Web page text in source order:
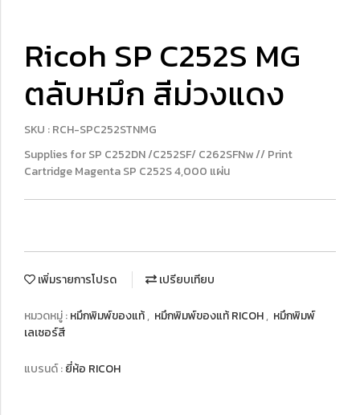
Ricoh SP C252S MG
ตลับหมึก สีม่วงแดง
SKU : RCH-SPC252STNMG
Supplies for SP C252DN /C252SF/ C262SFNw // Print
Cartridge Magenta SP C252S 4,000 แผ่น
เพิ่มรายการโปรด เปรียบเทียบ
หมวดหมู่ :หมึกพิมพ์ของแท้, หมึกพิมพ์ของแท้ RICOH, หมึกพิมพ์
เลเซอร์สี
แบรนด์ :ยี่ห้อ RICOH